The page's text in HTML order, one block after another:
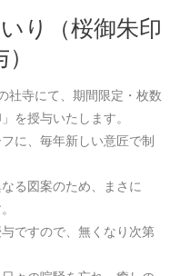
り（桜御朱印
社寺にて、期間限定・枚数
を授与いたします。
に、毎年新しい意匠で制
る図案のため、まさに
ですので、無くなり次第